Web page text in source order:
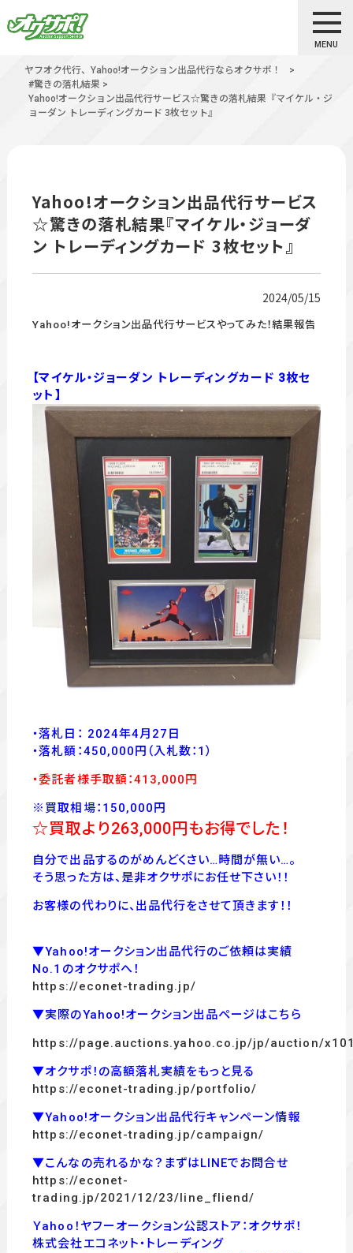
MENU
ヤフオク代行、Yahoo!オークション出品代行ならオクサポ！
>
#驚きの落札結果 >
Yahoo!オークション出品代行サービス☆驚きの落札結果『マイケル・ジ
ョーダン トレーディングカード 3枚セット』
Yahoo!オークション出品代行サービス
☆驚きの落札結果『マイケル・ジョーダ
ン トレーディングカード 3枚セット』
2024/05/15
Yahoo!オークション出品代行サービスやってみた！結果報告
【マイケル・ジョーダン トレーディングカード 3枚セ
ット】
・落札日： 2024年4月27日
・落札額：450,000 円 （入札数：1）
・委託者様手取額：413,000 円
※買取相場：150,000円
☆買取より263,000円もお得でした！
自分で出品するのがめんどくさい…時間が無い…。
そう思った方は、是非オクサポにお任せ下さい！！
お客様の代わりに、出品代行をさせて頂きます！！
▼Yahoo!オークション出品代行のご依頼は実績
No.1のオクサポへ！
https://econet-trading.jp/
▼実際のYahoo!オークション出品ページはこちら
https://page.auctions.yahoo.co.jp/jp/auction/
▼オクサポ！の高額落札実績をもっと見る
https://econet-trading.jp/portfolio/
▼Yahoo!オークション出品代行キャンペーン情報
https://econet-trading.jp/campaign/
▼こんなの売れるかな？まずはLINEでお問合せ
https://econet-
trading.jp/2021/12/23/line_fliend/
Ｙahoo！ヤフーオークション公認ストア：オクサポ！
株式会社エコネット・トレーディング